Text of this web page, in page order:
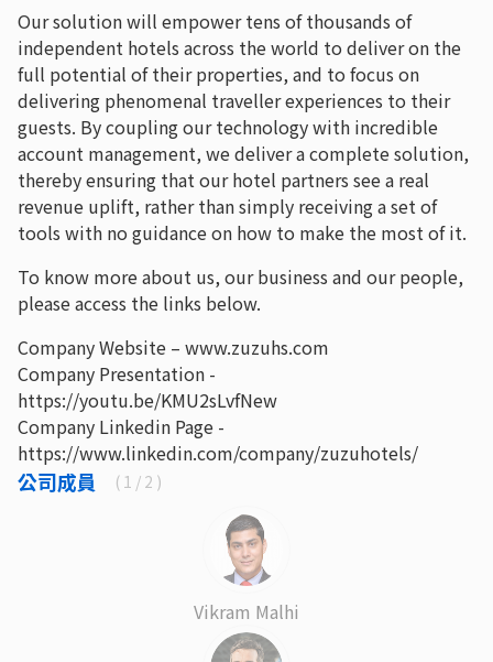
Our solution will empower tens of thousands of
independent hotels across the world to deliver on the
full potential of their properties, and to focus on
delivering phenomenal traveller experiences to their
guests. By coupling our technology with incredible
account management, we deliver a complete solution,
thereby ensuring that our hotel partners see a real
revenue uplift, rather than simply receiving a set of
tools with no guidance on how to make the most of it.
To know more about us, our business and our people,
please access the links below.
Company Website – www.zuzuhs.com
Company Presentation -
https://youtu.be/KMU2sLvfNew
Company Linkedin Page -
https://www.linkedin.com/company/zuzuhotels/
公司成員 ( 1 / 2 )
Vikram Malhi